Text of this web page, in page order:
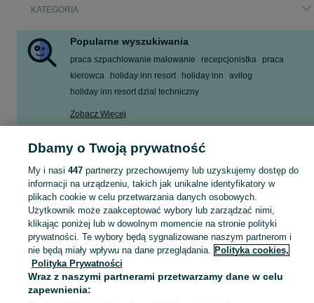
KATEGORIA
Popularne wyszukiwania
praca szpachlowanie malowanie recepcjonistka
praca
kierowca
holiday inn resort holiday inn
avilog
holiday inn resort dzial techniczny
Zobacz Więcej
Mapa kategorii
Mapa miejscowości
Mapa ministron
Popularne wyszukiwania
Dbamy o Twoją prywatność
My i nasi 447partnerzy przechowujemy lub uzyskujemy dostęp do
informacji na urządzeniu, takich jak unikalne identyfikatory w
plikach cookie w celu przetwarzania danych osobowych.
Użytkownik może zaakceptować wybory lub zarządzać nimi,
klikając poniżej lub w dowolnym momencie na stronie polityki
prywatności. Te wybory będą sygnalizowane naszym partnerom i
nie będą miały wpływu na dane przeglądania. Polityka cookies,
Polityka Prywatności
Wraz z naszymi partnerami przetwarzamy dane w celu
zapewnienia: